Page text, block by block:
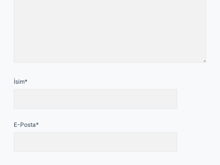
İsim*
E-Posta*